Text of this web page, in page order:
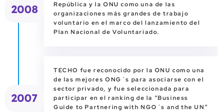
República y la ONU como una de las
organizaciones más grandes de trabajo
voluntario en el marco del lanzamiento del
Plan Nacional de Voluntariado.
2008
TECHO fue reconocido por la ONU como una
de las mejores ONG´s para asociarse con el
sector privado, y fue seleccionada para
participar en el ranking de la “Business
Guide to Partnering with NGO´s and the UN”
2007